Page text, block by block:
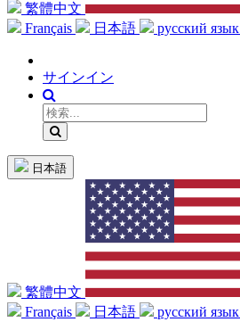
繁體中文
Français
日本語 русский язык
サインイン
日本語
繁體中文
Français
日本語 русский язык